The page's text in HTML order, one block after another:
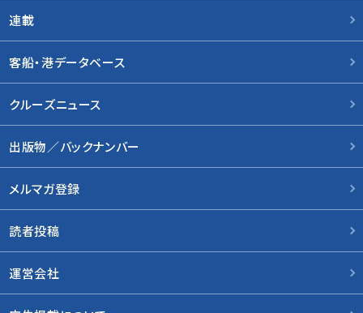
連載
客船・港データベース
クルーズニュース
出版物／バックナンバー
メルマガ登録
読者投稿
運営会社